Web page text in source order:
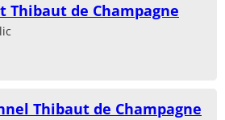
Thibaut de Champagne
Thibaut de Champagne